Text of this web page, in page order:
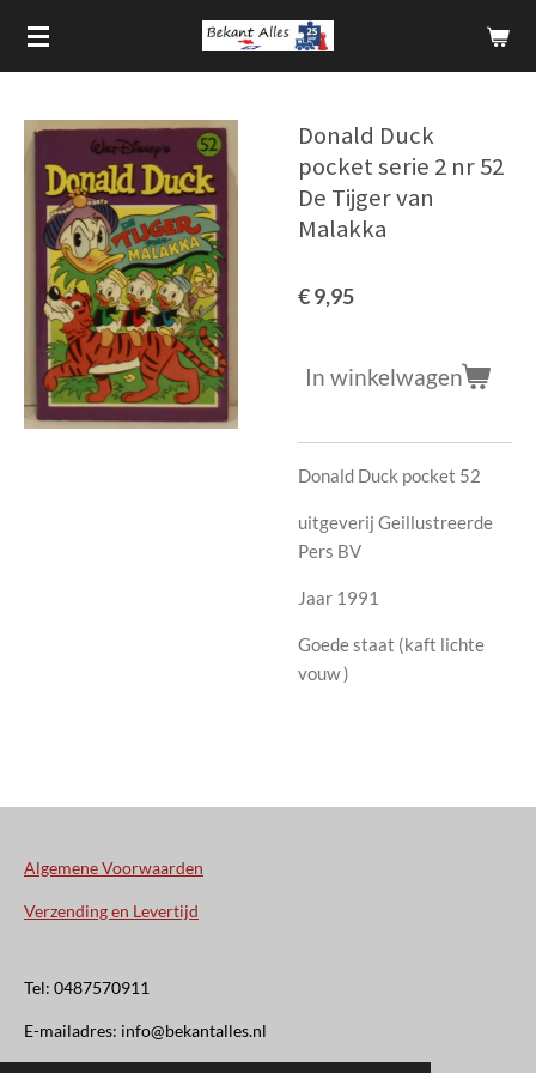
Ga
direct
hoofdinhoud
Donald Duck
pocket serie 2 nr 52
De Tijger van
Malakka
€ 9,95
In winkelwagen
Donald Duck pocket 52
uitgeverij Geillustreerde
Pers BV
Jaar 1991
Goede staat (kaft lichte
vouw )
Algemene Voorwaarden
Verzending en Levertijd
Tel: 0487570911
E-mailadres: info@bekantalles.nl